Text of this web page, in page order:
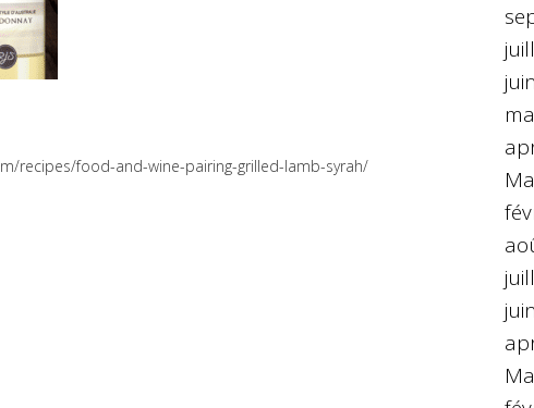
recipes/food-and-wine-pairing-grilled-lamb-syrah/